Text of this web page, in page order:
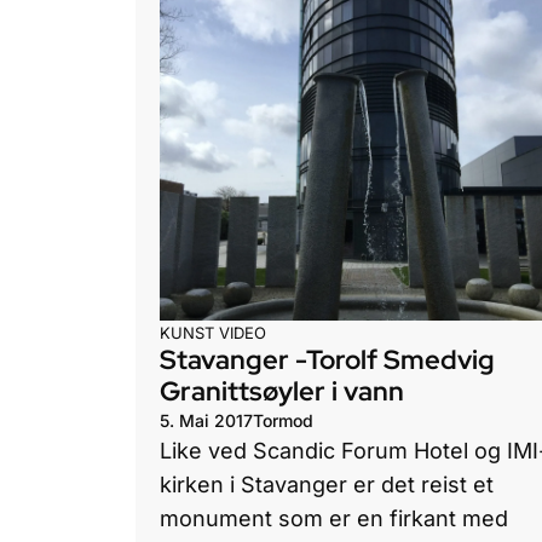
KUNST VIDEO
Stavanger -Torolf Smedvig
Granittsøyler i vann
5. Mai 2017Tormod
Like ved Scandic Forum Hotel og
kirken i Stavanger er det reist et
monument som er en firkant med